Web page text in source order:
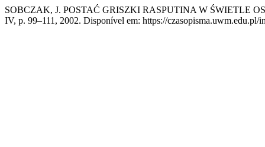
SOBCZAK, J. POSTAĆ GRISZKI RASPUTINA W ŚWIETLE
IV, p. 99–111, 2002. Disponível em: https://